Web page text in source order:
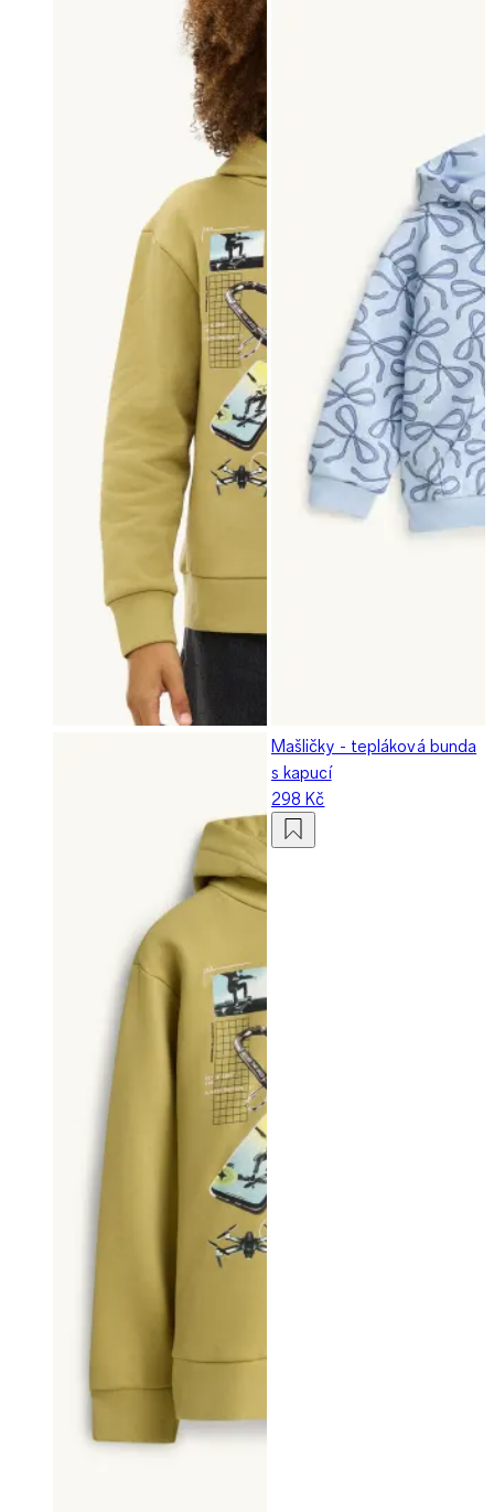
Mašličky - tepláková bunda
s kapucí
298 Kč